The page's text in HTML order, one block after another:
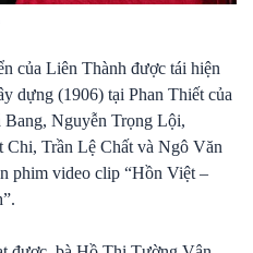
của Liên Thành được tái hiện
dựng (1906) tại Phan Thiết của
Bang, Nguyễn Trọng Lội,
Trần Lệ Chất và Ngô Văn
phim video clip “Hồn Việt –